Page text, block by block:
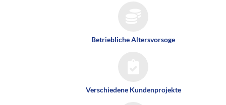
Betriebliche Altersvorsoge
Verschiedene Kundenprojekte